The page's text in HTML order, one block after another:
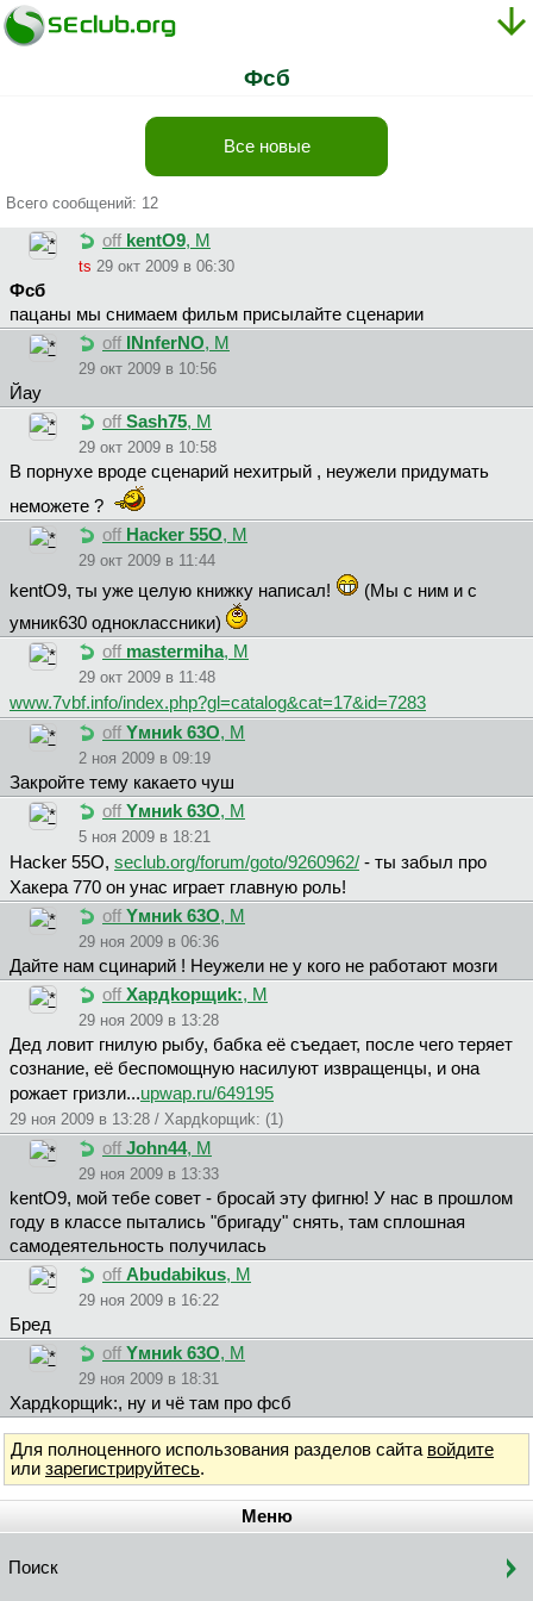
Фсб
Все новые
Всего сообщений: 12
off kentO9, М
ts 29 окт 2009 в 06:30
Фсб
пацаны мы снимаем фильм присылайте сценарии
off
INnferNO, М
29 окт 2009 в 10:56
Йау
off Sash75, М
29 окт 2009 в 10:58
В порнухе вроде сценарий нехитрый , неужели придумать
неможете ?
off Hacker 55O, М
29 окт 2009 в 11:44
kentO9, ты уже целую книжку написал!
(Мы с ним и с
умник630 одноклассники)
off mastermiha, М
29 окт 2009 в 11:48
www.7vbf.info/index.php?gl=catalog&cat=17&id=7283
off Yмниk 63O, М
2 ноя 2009 в 09:19
Закройте тему какаето чуш
off Yмниk 63O, М
5 ноя 2009 в 18:21
Hacker 55O, seclub.org/forum/goto/9260962/ - ты забыл про
Хакера 770 он унас играет главную роль!
off Yмниk 63O, М
29 ноя 2009 в 06:36
Дайте нам сцинарий ! Неужели не у кого не работают мозги
off Xapдkopщиk:, М
29 ноя 2009 в 13:28
Дед ловит гнилую рыбу, бабка её съедает, после чего теряет
сознание, её беспомощную насилуют извращенцы, и она
рожает гризли...upwap.ru/649195
29 ноя 2009 в 13:28 / Xapдkopщиk: (1)
off John44, М
29 ноя 2009 в 13:33
kentO9, мой тебе совет - бросай эту фигню! У нас в прошлом
году в классе пытались "бригаду" снять, там сплошная
самодеятельность получилась
off Abudabikus, М
29 ноя 2009 в 16:22
Бред
off Yмниk 63O, М
29 ноя 2009 в 18:31
Xapдkopщиk:, ну и чё там про фсб
Для полноценного использования разделов сайта войдите
или зарегистрируйтесь.
Меню
Поиск